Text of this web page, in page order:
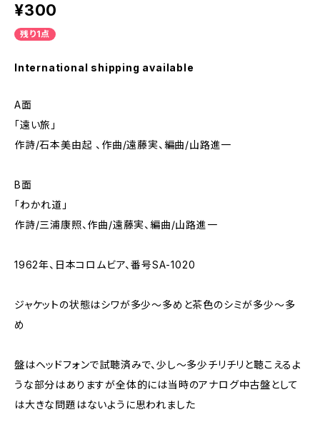
¥300
残り1点
International shipping available
A面
「遠い旅」
作詩/石本美由起 、作曲/遠藤実、編曲/山路進一
B面
「わかれ道」
作詩/三浦康照、作曲/遠藤実、編曲/山路進一
1962年、日本コロムビア、番号SA-1020
ジャケットの状態はシワが多少～多めと茶色のシミが多少～多
め
盤はヘッドフォンで試聴済みで、少し～多少チリチリと聴こえるよ
うな部分はありますが全体的には当時のアナログ中古盤として
は大きな問題はないように思われました